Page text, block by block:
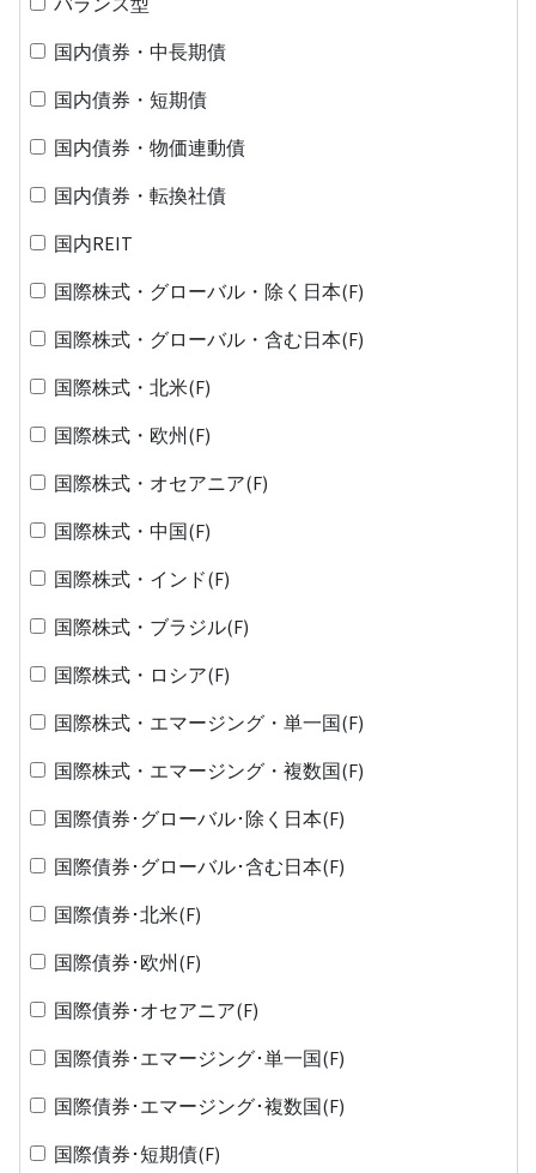
国内債券・中長期債
国内債券・短期債
国内債券・物価連動債
国内債券・転換社債
国内REIT
国際株式・グローバル・除く日本(F)
国際株式・グローバル・含む日本(F)
国際株式・北米(F)
国際株式・欧州(F)
国際株式・オセアニア(F)
国際株式・中国(F)
国際株式・インド(F)
国際株式・ブラジル(F)
国際株式・ロシア(F)
国際株式・エマージング・単一国(F)
国際株式・エマージング・複数国(F)
国際債券･グローバル･除く日本(F)
国際債券･グローバル･含む日本(F)
国際債券･北米(F)
国際債券･欧州(F)
国際債券･オセアニア(F)
国際債券･エマージング･単一国(F)
国際債券･エマージング･複数国(F)
国際債券･短期債(F)